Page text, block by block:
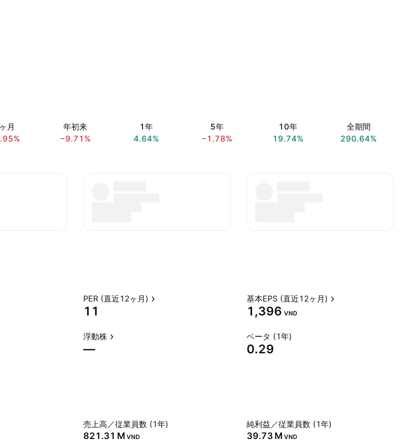
月
年初来
−9.71%
1年
4.64%
5年
−1.78%
10年
19.74%
全期間
290.64%
PER (直近12ヶ月)
11
基本EPS (直近12ヶ月)
1,396 VND
浮動株
—
ベータ (1年)
0.29
売上高／従業員数 (1年)
‪821.31 M‬ VND
純利益／従業員数 (1年)
‪39.73 M‬ VND